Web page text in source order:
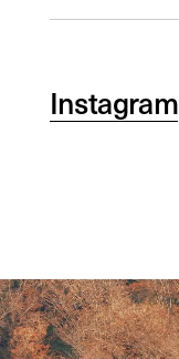
Instagram